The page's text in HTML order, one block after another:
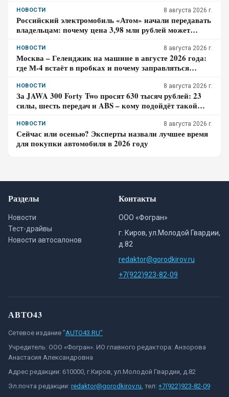
НОВОСТИ 8 августа 2026 г.
Российский электромобиль «Атом» начали передавать
владельцам: почему цена 3,98 млн рублей может
НОВОСТИ 8 августа 2026 г.
Москва – Геленджик на машине в августе 2026 года:
где М-4 встаёт в пробках и почему заправляться
НОВОСТИ 8 августа 2026 г.
За JAWA 300 Forty Two просят 630 тысяч рублей: 23
силы, шесть передач и ABS – кому подойдёт такой
НОВОСТИ 8 августа 2026 г.
Сейчас или осенью? Эксперты назвали лучшее время
для покупки автомобиля в 2026 году
Разделы
Новости
Тест-драйвы
Новости автосалонов
Контакты
ООО «Фогран»
г. Киров, ул.Молодой Гвардии,
д.82
redaktor@gorodkirov.ru
+7(922)923-82-09
АВТО43
Сетевое издание "AUTO43.RU"
Учредитель: ООО «Фогран». ИО главного редактора: Анзорова
Анастасия Александровна
Адрес редакции: 610000, г.Киров, ул.Молодой Гвардии, д.82
Эл.почта редакции: redaktor@gorodkirov.ru, тел: +7(922)923-82-09